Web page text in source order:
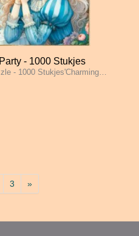
- 1000 Stukjes
- 1000 Stukjes'Charming…
3 »